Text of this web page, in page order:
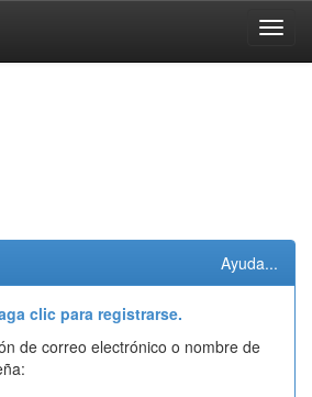
Ayuda...
clic para registrarse.
de correo electrónico o nombre de